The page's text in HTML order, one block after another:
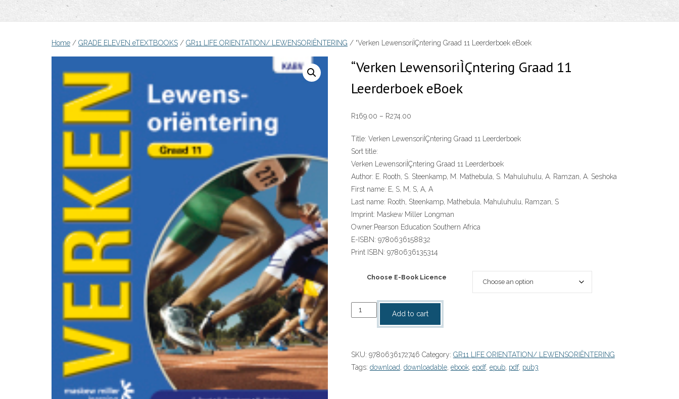
Home / GRADE ELEVEN eTEXTBOOKS / GR11 LIFE ORIENTATION/ LEWENSORIËNTERING / “Verken LewensoriÌÇntering Graad 11 Leerderboek eBoek
“Verken LewensoriÌÇntering Graad 11
Leerderboek eBoek
R169.00 – R274.00Price
R169.00
R274.00
Title: Verken LewensoriÌÇntering Graad 11 Leerderboek
Sort title:
Verken LewensoriÌÇntering Graad 11 Leerderboek
Author: E. Rooth, S. Steenkamp, M. Mathebula, S. Mahuluhulu, A. Ramzan, A. Seshoka
First name: E, S, M, S, A, A
Last name: Rooth, Steenkamp, Mathebula, Mahuluhulu, Ramzan, S
Imprint: Maskew Miller Longman
Owner:Pearson Education Southern Africa
E-ISBN: 9780636158832
Print ISBN: 9780636135314
Choose E-Book Licence
“Verken
LewensoriÌÇntering
Leerderboek
eBoek
Add to cart
SKU: 9780636172746 Category: GR11 LIFE ORIENTATION/ LEWENSORIËNTERING
Tags: download downloadable, ebook, epdf, epub, pdf, pub3